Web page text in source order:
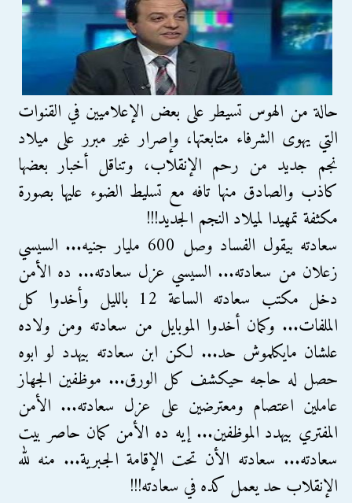
حالة من الهوس تسيطر على بعض الإعلاميين في القنوات
التي يهوى الشرفاء متابعتها، وإصرار غير مبرر على ميلاد
نجم جديد من رحم الإنقلاب، وتناقل أخبار بعضها
كاذب والصادق منها تافه مع تسليط الضوء عليها بصورة
مكثفة تمهيدا لميلاد النجم الجديد!!!
سعادته بيقول الفساد وصل 600 مليار جنيه... السيسي
زعلان من سعادته... السيسي عزل سعادته... ده الأمن
دخل مكتب سعادته الساعة 12 بالليل وأخدوا كل
الملفات... وكمان أخدوا الموبايل من سعادته ومن ولاده
علشان مايكلموش حد... لكن ابن سعادته بيهدد لو ابوه
حصل له حاجه حيكشف كل الورق... موظفين الجهاز
عاملين اعتصام ومعترضين على عزل سعادته... الأمن
المفتري بيهدد الموظفين... إيه ده الأمن كمان حاصر بيت
سعادته... سعادته الأن تحت الإقامة الجبرية... منه لله
الإنقلاب حد يعمل كده في سعادته!!!